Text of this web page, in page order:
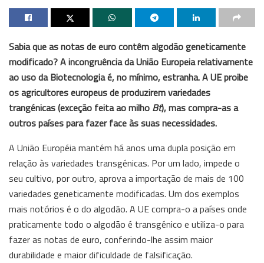
Sabia que as notas de euro contêm algodão geneticamente
modificado? A incongruência da União Europeia relativamente
ao uso da Biotecnologia é, no mínimo, estranha. A UE proibe
os agricultores europeus de produzirem variedades
trangénicas (exceção feita ao milho Bt), mas compra-as a
outros países para fazer face às suas necessidades.
A União Européia mantém há anos uma dupla posição em
relação às variedades transgénicas. Por um lado, impede o
seu cultivo, por outro, aprova a importação de mais de 100
variedades geneticamente modificadas. Um dos exemplos
mais notórios é o do algodão. A UE compra-o a países onde
praticamente todo o algodão é transgénico e utiliza-o para
fazer as notas de euro, conferindo-lhe assim maior
durabilidade e maior dificuldade de falsificação.